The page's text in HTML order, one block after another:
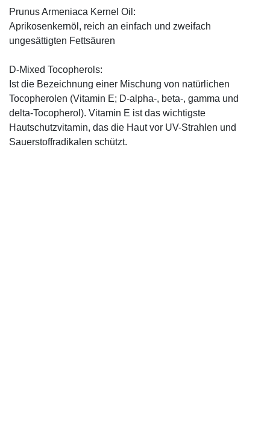
Prunus Armeniaca Kernel Oil:
Aprikosenkernöl, reich an einfach und zweifach
ungesättigten Fettsäuren
D-Mixed Tocopherols:
Ist die Bezeichnung einer Mischung von natürlichen
Tocopherolen (Vitamin E; D-alpha-, beta-, gamma und
delta-Tocopherol). Vitamin E ist das wichtigste
Hautschutzvitamin, das die Haut vor UV-Strahlen und
Sauerstoffradikalen schützt.